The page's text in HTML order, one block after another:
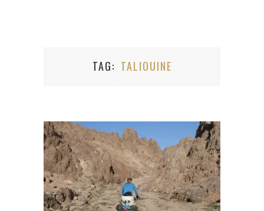
TAG TALIOUINE